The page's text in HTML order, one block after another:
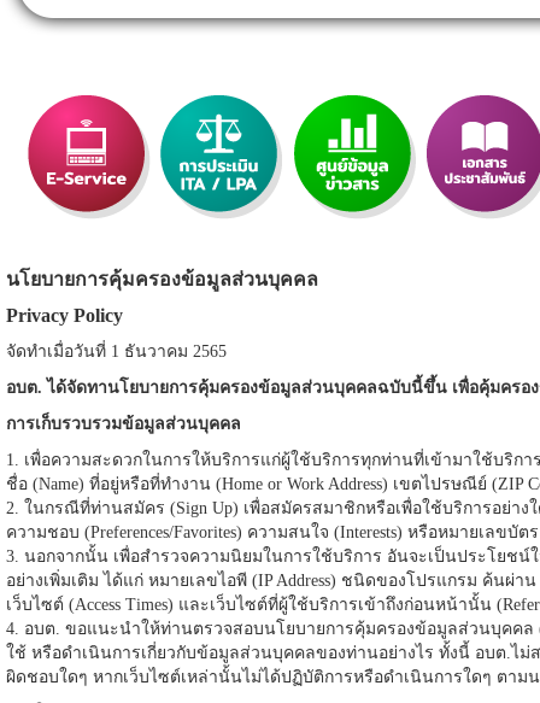
นโยบายการคุ้มครองข้อมูลส่วนบุคคล
Privacy Policy
จัดทำเมื่อวันที่ 1 ธันวาคม 2565
อบต. ได้จัดทานโยบายการคุ้มครองข้อมูลส่วนบุคคลฉบับนี้ขึ้น เพื่อคุ้มครอ
การเก็บรวบรวมข้อมูลส่วนบุคคล
1. เพื่อความสะดวกในการให้บริการแก่ผู้ใช้บริการทุกท่านที่เข้ามาใช้บริก
ชื่อ (Name) ที่อยู่หรือที่ทำงาน (Home or Work Address) เขตไปรษณีย์ (ZIP
2. ในกรณีที่ท่านสมัคร (Sign Up) เพื่อสมัครสมาชิกหรือเพื่อใช้บริการอย่า
ความชอบ (Preferences/Favorites) ความสนใจ (Interests) หรือหมายเลขบั
3. นอกจากนั้น เพื่อสำรวจความนิยมในการใช้บริการ อันจะเป็นประโยช
อย่างเพิ่มเติม ได้แก่ หมายเลขไอพี (IP Address) ชนิดของโปรแกรม ค้นผ่า
เว็บไซต์ (Access Times) และเว็บไซต์ที่ผู้ใช้บริการเข้าถึงก่อนหน้านั้น
4. อบต. ขอแนะนำให้ท่านตรวจสอบนโยบายการคุ้มครองข้อมูลส่วนบุคคล
ใช้ หรือดำเนินการเกี่ยวกับข้อมูลส่วนบุคคลของท่านอย่างไร ทั้งนี้ อบต.ไ
ผิดชอบใดๆ หากเว็บไซต์เหล่านั้นไม่ได้ปฏิบัติการหรือดำเนินการใดๆ ตา